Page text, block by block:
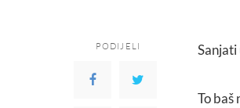
PODIJELI Sanjati
To baš